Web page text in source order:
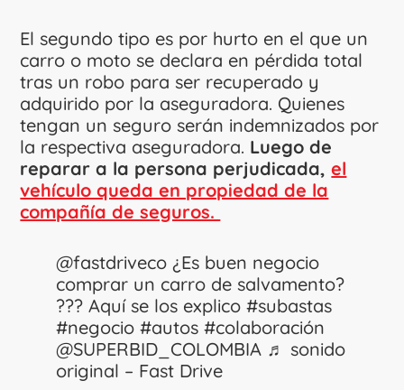
El segundo tipo es por hurto en el que un
carro o moto se declara en pérdida total
tras un robo para ser recuperado y
adquirido por la aseguradora. Quienes
tengan un seguro serán indemnizados por
la respectiva aseguradora. Luego de
reparar a la persona perjudicada,el
vehículo queda en propiedad de la
compañía de seguros.
@fastdriveco ¿Es buen negocio
comprar un carro de salvamento?
??? Aquí se los explico#subastas
#negocio #autos #colaboración
@SUPERBID_COLOMBIA ♬ sonido
original – Fast Drive